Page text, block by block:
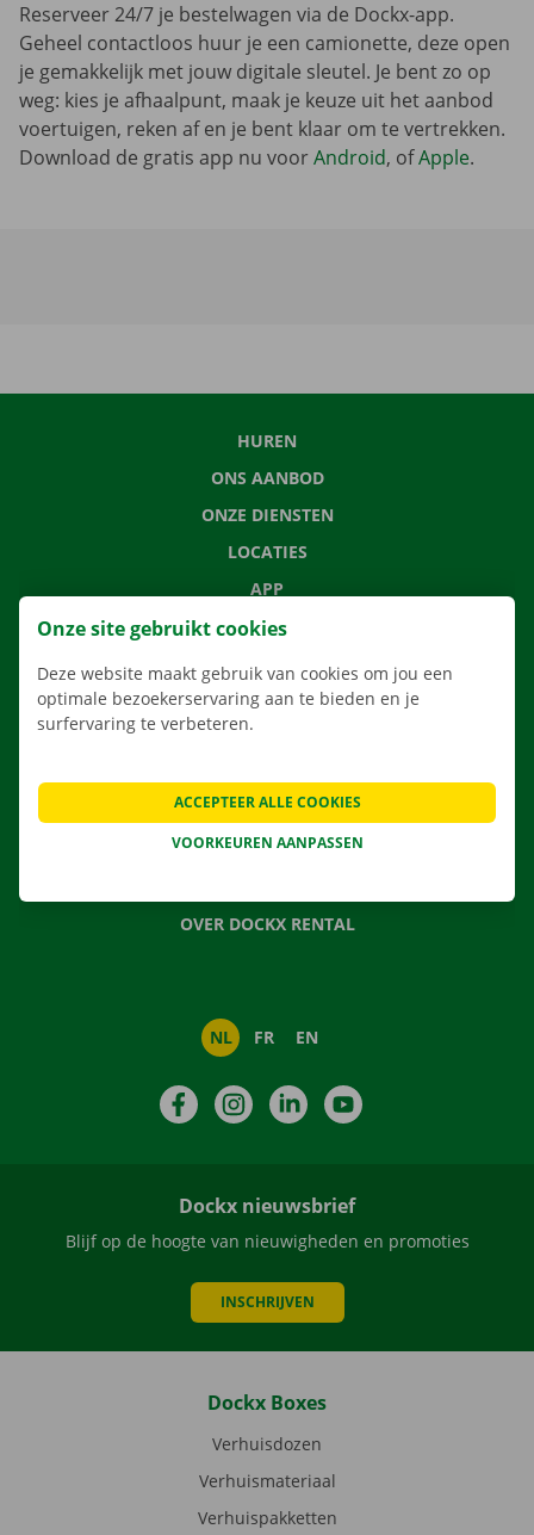
Reserveer 24/7 je bestelwagen via de Dockx-app.
Geheel contactloos huur je een camionette, deze open
je gemakkelijk met jouw digitale sleutel. Je bent zo op
weg: kies je afhaalpunt, maak je keuze uit het aanbod
voertuigen, reken af en je bent klaar om te vertrekken.
Download de gratis app nu voorAndroid, ofApple.
HUREN
ONS AANBOD
ONZE DIENSTEN
LOCATIES
APP
VERHUISOPLOSSINGEN
NIEUWS
CADEAUBON
OVER DOCKX RENTAL
NL FR EN
FacebookInstagramLinkedIn
Dockx nieuwsbrief
Blijf op de hoogte van nieuwigheden en promoties
INSCHRIJVEN
Dockx Boxes
Verhuisdozen
Verhuismateriaal
Verhuispakketten
Onze site gebruikt cookies
Deze website maakt gebruik van cookies om jou een
optimale bezoekerservaring aan te bieden en je
surfervaring te verbeteren.
VOORKEUREN AANPASSEN
ACCEPTEER ALLE COOKIES